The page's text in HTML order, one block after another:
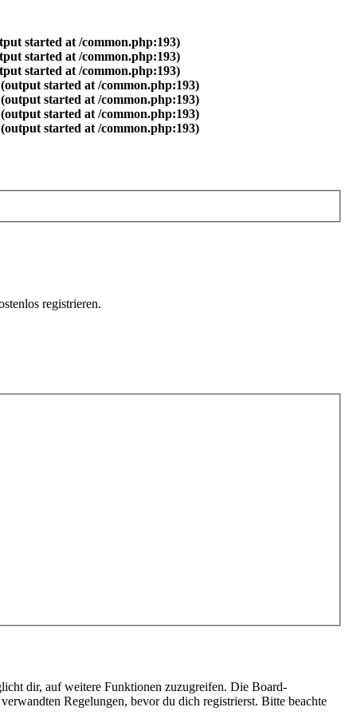
started at /common.php:193)
started at /common.php:193)
started at /common.php:193)
started at /common.php:193)
started at /common.php:193)
started at /common.php:193)
started at /common.php:193)
registrieren.
dir, auf weitere Funktionen zuzugreifen. Die Board-
Regelungen, bevor du dich registrierst. Bitte beachte